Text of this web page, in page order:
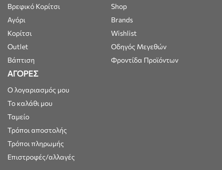
Βρεφικό Κορίτσι
Αγόρι
Κορίτσι
Outlet
Βάπτιση
Shop
Brands
Wishlist
Οδηγός Μεγεθών
Φροντίδα Προϊόντων
ΑΓΟΡΕΣ
Ο λογαριασμός μου
Το καλάθι μου
Ταμείο
Τρόποι αποστολής
Τρόποι πληρωμής
Επιστροφές/αλλαγές